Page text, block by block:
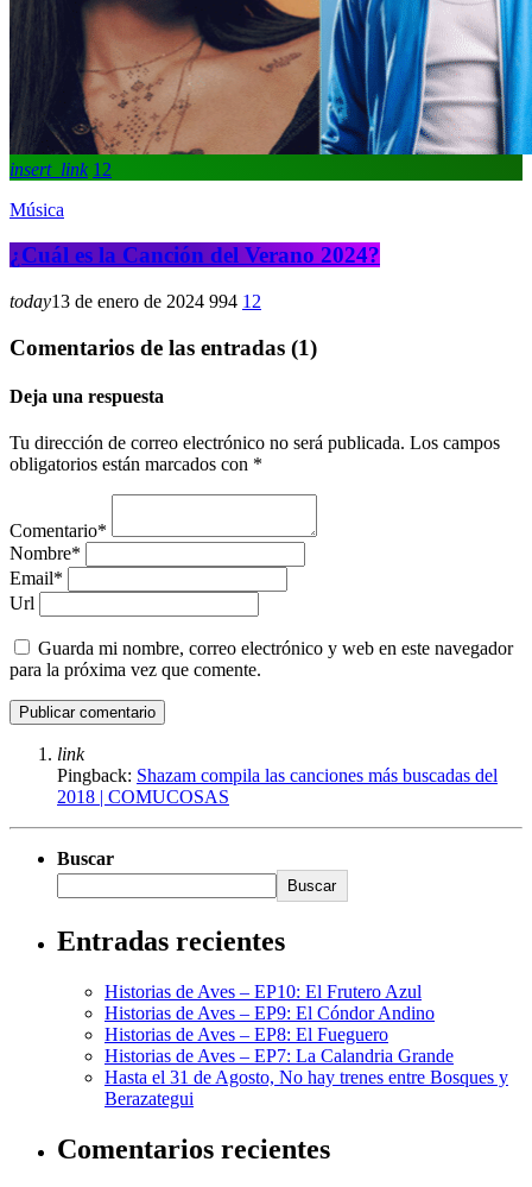
insert_link 12
Música
¿Cuál es la Canción del Verano 2024?
today13 de enero de 2024 994 12
Comentarios de las entradas (1)
Deja una respuesta
Tu dirección de correo electrónico no será publicada. Los campos
obligatorios están marcados con *
Comentario*
Nombre*
Email*
Url
Guarda mi nombre, correo electrónico y web en este navegador
para la próxima vez que comente.
link
Pingback: Shazam compila las canciones más buscadas del
2018 | COMUCOSAS
Buscar
Buscar
Entradas recientes
Historias de Aves – EP10: El Frutero Azul
Historias de Aves – EP9: El Cóndor Andino
Historias de Aves – EP8: El Fueguero
Historias de Aves – EP7: La Calandria Grande
Hasta el 31 de Agosto, No hay trenes entre Bosques y
Berazategui
Comentarios recientes